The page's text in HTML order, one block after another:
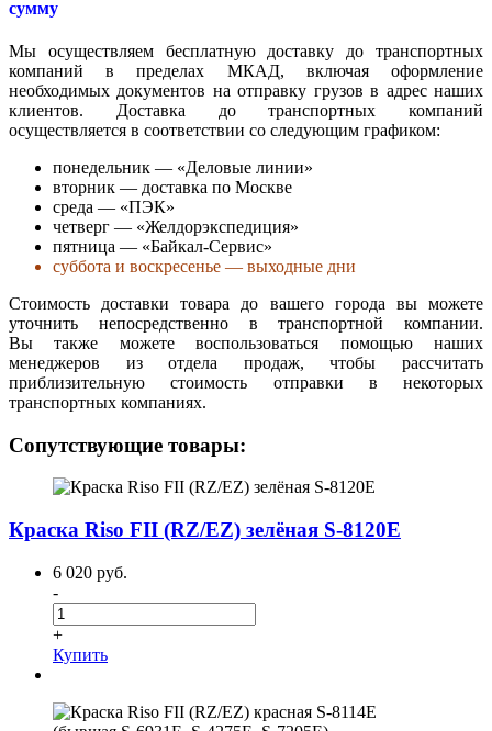
сумму
Мы осуществляем бесплатную доставку до транспортных
компаний в пределах МКАД, включая оформление
необходимых документов на отправку грузов в адрес наших
клиентов. Доставка до транспортных компаний
осуществляется в соответствии со следующим графиком:
понедельник — «Деловые линии»
вторник — доставка по Москве
среда — «ПЭК»
четверг — «Желдорэкспедиция»
пятница — «Байкал-Сервис»
суббота и воскресенье — выходные дни
Стоимость доставки товара до вашего города вы можете
уточнить непосредственно в транспортной компании.
Вы также можете воспользоваться помощью наших
менеджеров из отдела продаж, чтобы рассчитать
приблизительную стоимость отправки в некоторых
транспортных компаниях.
Сопутствующие товары:
Краска Riso FII (RZ/EZ) зелёная S-8120E
6 020 руб.
-
+
Купить